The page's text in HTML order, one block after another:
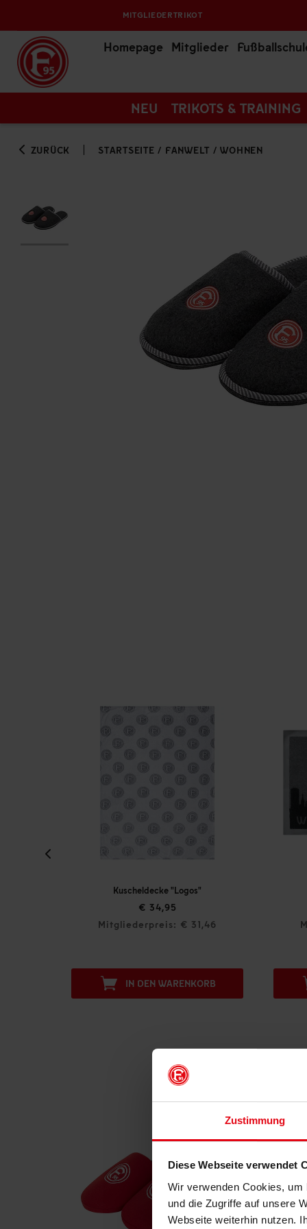
Zustimmung
Diese Webseite verwendet
Wir verwenden Cookies,
und die Zugriffe auf unsere
Webseite weiterhin nutzen.
MITGLIEDERTRIKOT
Homepage Mitglieder
NEU TRIKOTS & TRAINING
ZURÜCK STARTSEITE / FANWELT /WOHNEN
Fußmatte "Heimat"
€ 14,95
Mitgliederpreis: € 13,45
IN DEN WARENKORB